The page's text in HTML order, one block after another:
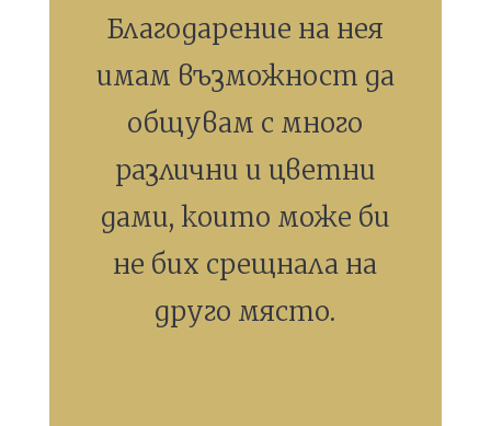
Благодарение на нея
имам възможност да
общувам с много
различни и цветни
дами, които може би
не бих срещнала на
друго място.